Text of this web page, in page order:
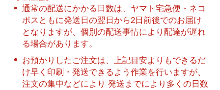
通常の配送にかかる日数は、ヤマト宅急便・ネコ
ポスともに発送日の翌日から2日前後でのお届け
となりますが、個別の配送事情により配達が遅れ
る場合があります。
お預かりしたご注文は、上記目安よりもできるだ
け早く印刷・発送できるよう作業を行いますが、
注文の集中などにより 発送までにより多くの日数